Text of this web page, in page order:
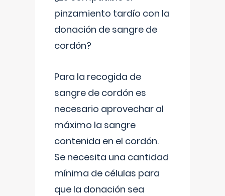
pinzamiento tardío con la
donación de sangre de
cordón?
Para la recogida de
sangre de cordón es
necesario aprovechar al
máximo la sangre
contenida en el cordón.
Se necesita una cantidad
mínima de células para
que la donación sea